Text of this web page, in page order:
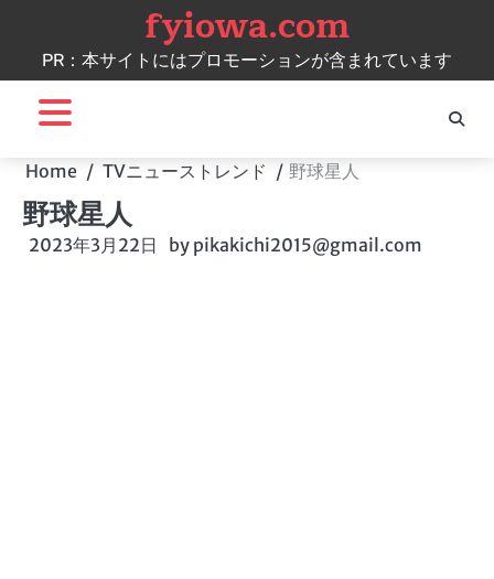
content
fyiowa.com
PR：本サイトにはプロモーションが含まれています
Home TVニューストレンド 野球星人
野球星人
2023年3月22日 by pikakichi2015@gmail.com